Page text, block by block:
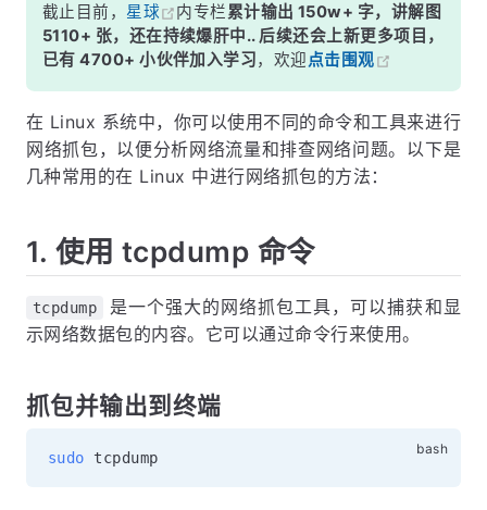
截止目前， 星球 内专栏累计输出 150w+ 字，讲解图
5110+ 张，还在持续爆肝中.. 后续还会上新更多项目，
已有 4700+ 小伙伴加入学习，欢迎点击围观
在 Linux 系统中，你可以使用不同的命令和工具来进行
网络抓包，以便分析网络流量和排查网络问题。以下是
几种常用的在 Linux 中进行网络抓包的方法：
1. 使用 tcpdump 命令
tcpdump
是一个强大的网络抓包工具，可以捕获和显
示网络数据包的内容。它可以通过命令行来使用。
抓包并输出到终端
sudo